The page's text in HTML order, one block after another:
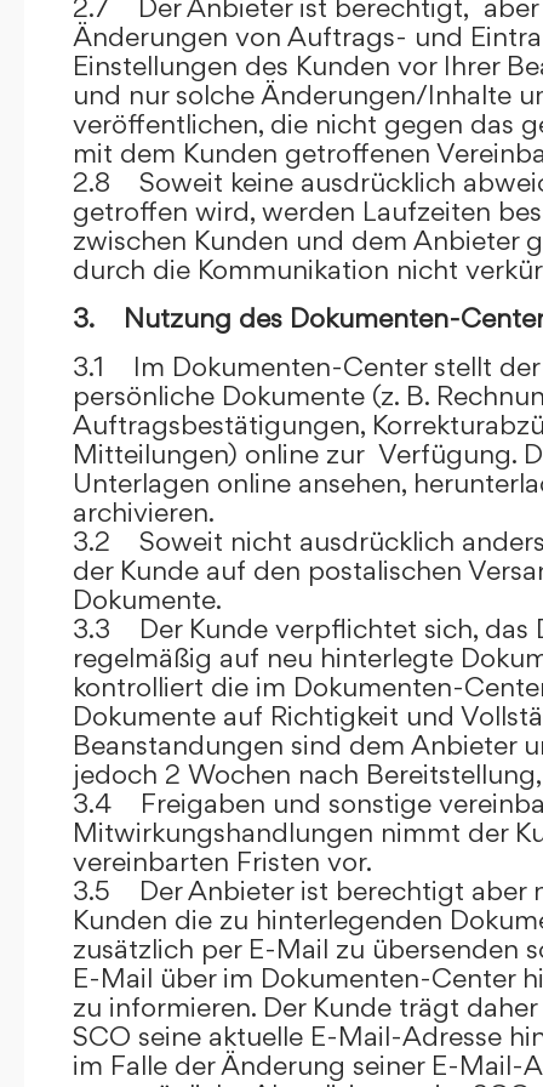
2.7 Der Anbieter ist berechtigt,
Änderungen von Auftrags- und
Einstellungen des Kunden vor Ihrer
und nur solche Änderungen/Inhalte
veröffentlichen, die nicht gegen das
mit dem Kunden getroffenen
2.8 Soweit keine ausdrücklich
getroffen wird, werden Laufzeiten
zwischen Kunden und dem Anbieter
durch die Kommunikation nicht
3. Nutzung des Dokumenten-
3.1 Im Dokumenten-Center stellt
persönliche Dokumente (z. B.
Auftragsbestätigungen,
Mitteilungen) online zur Verfügung.
Unterlagen online ansehen,
archivieren.
3.2 Soweit nicht ausdrücklich
der Kunde auf den postalischen
Dokumente.
3.3 Der Kunde verpflichtet sich, das
regelmäßig auf neu hinterlegte
kontrolliert die im Dokumenten-
Dokumente auf Richtigkeit und
Beanstandungen sind dem Anbieter
jedoch 2 Wochen nach
3.4 Freigaben und sonstige
Mitwirkungshandlungen nimmt der
vereinbarten Fristen vor.
3.5 Der Anbieter ist berechtigt aber
Kunden die zu hinterlegenden
zusätzlich per E-Mail zu übersenden
E-Mail über im Dokumenten-Center
zu informieren. Der Kunde trägt
SCO seine aktuelle E-Mail-Adresse
im Falle der Änderung seiner E-Mail-